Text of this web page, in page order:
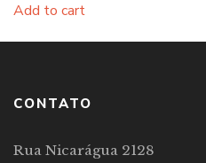
Add to cart
CONTATO
Rua Nicarágua 2128